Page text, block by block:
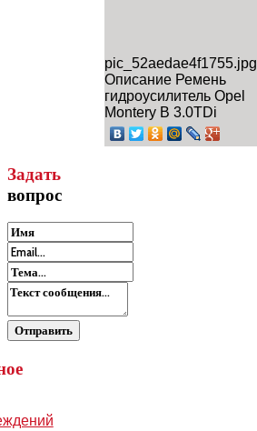
pic_52aedae4f1755.jpg
ОписаниеРемень
гидроусилитель Opel
Montery B 3.0TDi
Задать
вопрос